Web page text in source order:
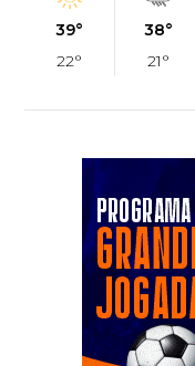
39°
22°
38°
21°